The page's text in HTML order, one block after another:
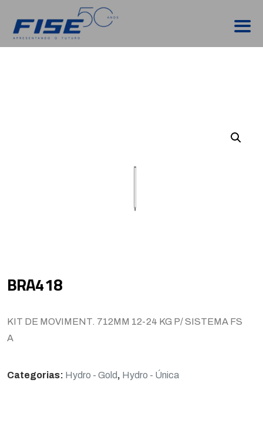
BRA418
KIT DE MOVIMENT. 712MM 12-24 KG P/ SISTEMA FS
A
Categorias: Hydro - Gold, Hydro - Única